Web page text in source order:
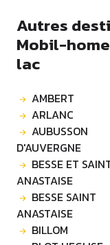
Autres
Mobil-
lac
AMBERT
ARLANC
AUBUSSON
D'AUVERGNE
BESSE ET
ANASTAISE
BESSE SAINT
ANASTAISE
BILLOM